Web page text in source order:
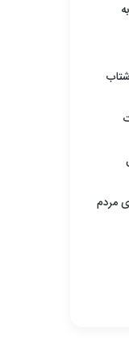
با ۳ پروژه شتاب
مردم